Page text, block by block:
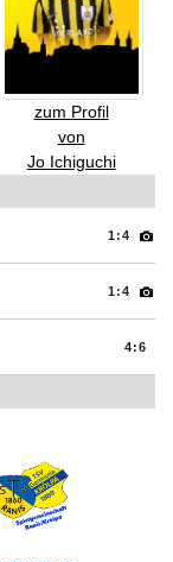
zum Profil
von
Jo Ichiguchi
1:4
1:4
4:6